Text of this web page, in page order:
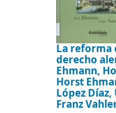
La reforma
derecho
Ehmann,
Horst
López
Franz